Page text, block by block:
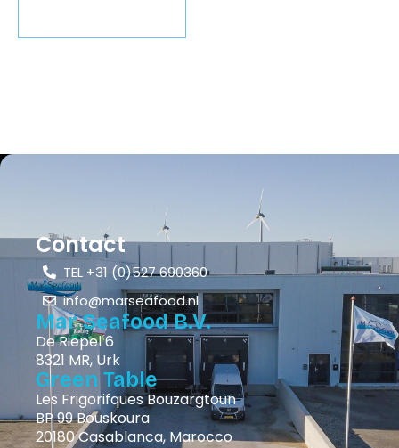
Contact
TEL +31 (0)527 690360
info@marseafood.nl
Mar Seafood B.V.
De Riepel 6
8321 MR, Urk
Green Table
Les Frigorifques Bouzargtoun
BP 99 Bouskoura
20180 Casablanca, Marocco